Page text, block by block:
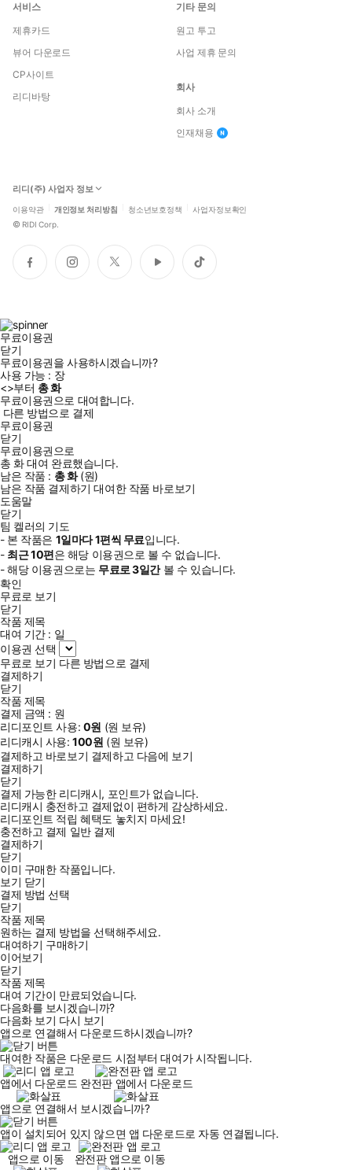
서비스
제휴카드
뷰어 다운로드
CP사이트
리디바탕
기타 문의
원고 투고
사업 제휴 문의
회사
회사 소개
인재채용
리디(주) 사업자 정보
이용약관 개인정보 처리방침 청소년보호정책 사업자정보확인
© RIDI Corp.
페
이
인
스
트
위
유
튜
틱
톡
무료이용권
닫기
무료이용권을 사용하시겠습니까?
사용 가능 : 장
<>부터 총화
무료이용권으로 대여합니다.
다른 방법으로 결제
무료이용권
닫기
무료이용권으로
총화대여 완료했습니다.
남은 작품 : 총화(원)
남은 작품 결제하기 대여한 작품 바로보기
도움말
닫기
팀 켈러의 기도
- 본 작품은 1일마다1편씩 무료입니다.
- 최근10편은 해당 이용권으로 볼 수 없습니다.
- 해당 이용권으로는 무료로3일간볼 수 있습니다.
확인
무료로 보기
닫기
작품 제목
대여 기간 : 일
이용권 선택
무료로 보기 다른 방법으로 결제
결제하기
닫기
작품 제목
결제 금액 : 원
리디포인트 사용: 0원 (원 보유)
리디캐시 사용:100원 (원 보유)
결제하고 바로보기 결제하고 다음에 보기
결제하기
닫기
결제 가능한 리디캐시, 포인트가 없습니다.
리디캐시 충전하고 결제없이 편하게 감상하세요.
리디포인트 적립 혜택도 놓치지 마세요!
충전하고 결제 일반 결제
결제하기
닫기
이미 구매한 작품입니다.
보기 닫기
결제 방법 선택
닫기
작품 제목
원하는 결제 방법을 선택해주세요.
대여하기 구매하기
이어보기
닫기
작품 제목
대여 기간이 만료되었습니다.
다음화를 보시겠습니까?
다음화 보기 다시 보기
앱으로 연결해서 다운로드하시겠습니까?
대여한 작품은 다운로드 시점부터 대여가 시작됩니다.
앱에서 다운로드 완전판 앱에서 다운로드
앱으로 연결해서 보시겠습니까?
앱이 설치되어 있지 않으면 앱 다운로드로 자동 연결됩니다.
앱으로 이동
완전판 앱으로 이동